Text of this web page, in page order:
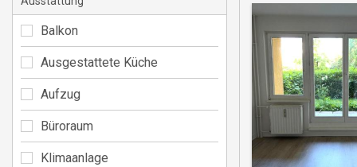
Balkon
Ausgestattete Küche
Aufzug
Büroraum
Klimaanlage